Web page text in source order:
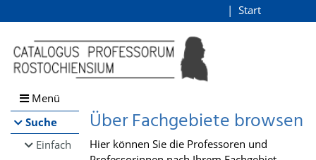
Browsen
direkt zum Inhalt
Start
Menü
Suche
Einfach
Über Fachgebiete browsen
Hier können Sie die Professoren und